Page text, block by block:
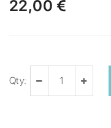
22,00 €
Qty: